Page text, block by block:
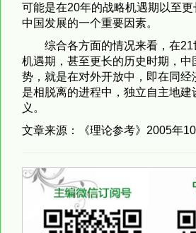
可能是在20年的战略机遇期以至
中国发展的一个重要因素。
综合各方面的情况来看，在
机遇期，甚至更长的历史时期，中
势，就是在对外开放中，即在同经
是相脱离的进程中，独立自主地建
义。
文章来源：《理论参考》2005年